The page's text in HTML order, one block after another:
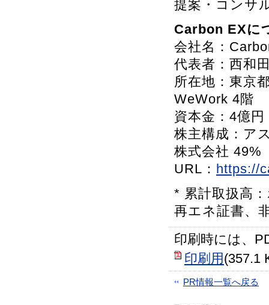
提案・コンサ
Carbon EXに
会社名：
代表者：西和
所在地：東京
WeWork 4階
資本金：4億
株主構成：ア
株式会社 49%
URL： https://
* 累計取扱高
再エネ証書、
印刷時には、
印刷用 (357.1
PR情報一覧へ戻る